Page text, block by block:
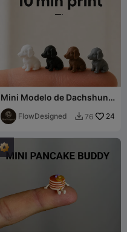
Mini Modelo de Dachshund
– Impressão Rápida Ultra
Detalhada
FlowDesigned  76 24